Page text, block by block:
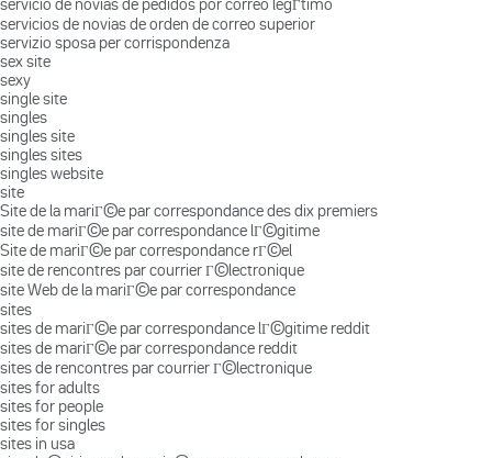
servicio de novias de pedidos por correo legГ­timo
servicios de novias de orden de correo superior
servizio sposa per corrispondenza
sex site
sexy
single site
singles
singles site
singles sites
singles website
site
Site de la mariГ©e par correspondance des dix premiers
site de mariГ©e par correspondance lГ©gitime
Site de mariГ©e par correspondance rГ©el
site de rencontres par courrier Г©lectronique
site Web de la mariГ©e par correspondance
sites
sites de mariГ©e par correspondance lГ©gitime reddit
sites de mariГ©e par correspondance reddit
sites de rencontres par courrier Г©lectronique
sites for adults
sites for people
sites for singles
sites in usa